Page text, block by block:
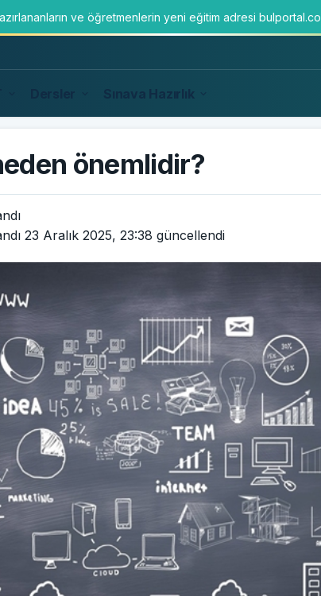
ve öğretmenlerin yeni eğitim adresi
Sınava Hazırlık
önemlidir?
23 Aralık 2025, 23:38 güncellendi